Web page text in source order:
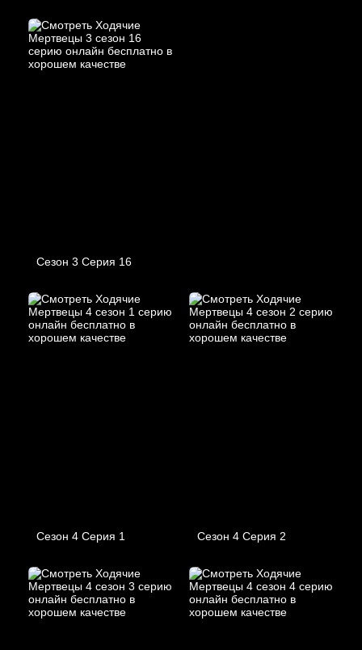
Сезон 3 Серия 16
Сезон 4 Серия 1 Сезон 4 Серия 2